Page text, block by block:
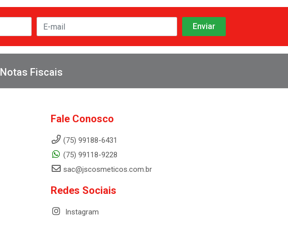
Notas Fiscais
Fale Conosco
(75) 99188-6431
(75) 99118-9228
sac@jscosmeticos.com.br
Redes Sociais
Instagram